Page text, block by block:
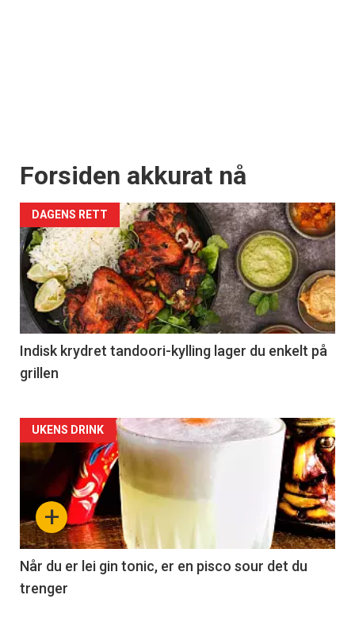
Forsiden akkurat nå
DAGENS RETT
Indisk krydret tandoori-kylling lager du enkelt på
grillen
Forsiden
akkurat
nå
-
2
+
UKENS DRINK
Når du er lei gin tonic, er en pisco sour det du
trenger